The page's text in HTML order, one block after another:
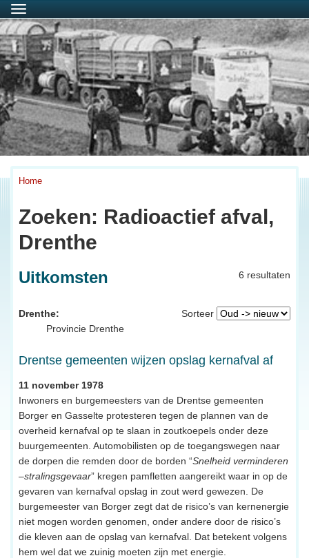
Menu
Home
Zoeken: Radioactief afval,
Drenthe
6 resultaten
Uitkomsten
Sorteer
Drenthe:
Provincie Drenthe
Drentse gemeenten wijzen opslag kernafval af
11 november 1978
Inwoners en burgemeesters van de Drentse gemeenten
Borger en Gasselte protesteren tegen de plannen van de
overheid kernafval op te slaan in zoutkoepels onder deze
buurgemeenten. Automobilisten op de toegangswegen naar
de dorpen die remden door de borden “Snelheid verminderen
–stralingsgevaar” kregen pamfletten aangereikt waar in op de
gevaren van kernafval opslag in zout werd gewezen. De
burgemeester van Borger zegt dat de risico’s van kernenergie
niet mogen worden genomen, onder andere door de risico’s
die kleven aan de opslag van kernafval. Dat betekent volgens
hem wel dat we zuinig moeten zijn met energie.